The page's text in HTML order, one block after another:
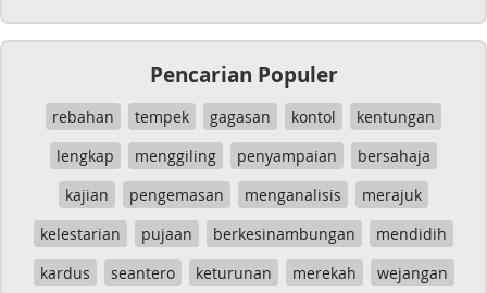
Pencarian Populer
rebahan tempek gagasan kontol
kentungan
lengkap
menggiling penyampaian
bersahaja
kajian
pengemasan menganalisis
merajuk
kelestarian
pujaan berkesinambungan
mendidih
kardus
seantero keturunan merekah
wejangan